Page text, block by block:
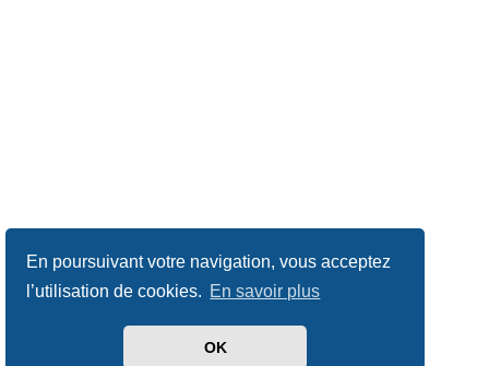
En poursuivant votre navigation, vous acceptez
l’utilisation de cookies. En savoir plus
OK